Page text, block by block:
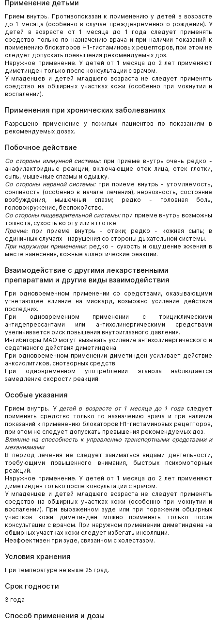
Применение детьми
Прием внутрь. Противопоказан к применению у детей в возрасте
до 1 месяца (особенно в случае преждевременного рождения). У
детей в возрасте от 1 месяца до 1 года следует применять
средство только по назначению врача и при наличии показаний к
применению блокаторов H1-гистаминовых рецепторов, при этом не
следует допускать превышения рекомендуемых доз.
Наружное применение. У детей от 1 месяца до 2 лет применяют
диметинден только после консультации с врачом.
У младенцев и детей младшего возраста не следует применять
средство на обширных участках кожи (особенно при мокнутии и
воспалении).
Применения при хронических заболеваниях
Разрешено применение у пожилых пациентов по показаниям в
рекомендуемых дозах.
Побочное действие
Со стороны иммунной системы: при приеме внутрь очень редко -
анафилактоидные реакции, включающие отек лица, отек глотки,
сыпь, мышечные спазмы и одышку.
Со стороны нервной системы:при приеме внутрь - утомляемость,
сонливость (особенно в начале лечения), нервозность, состояние
возбуждения, мышечный спазм; редко - головная боль,
головокружение, беспокойство.
Со стороны пищеварительной системы:при приеме внутрь возможны
тошнота, сухость во рту или в глотке.
Прочие:при приеме внутрь - отеки; редко - кожная сыпь; в
единичных случаях - нарушения со стороны дыхательной системы.
При наружном применении:редко - сухость и ощущение жжения в
месте нанесения, кожные аллергические реакции.
Взаимодействие с другими лекарственными
препаратами и другие виды взаимодействия
При одновременном применении со средствами, оказывающими
угнетающее влияние на миокард, возможно усиление действия
последних.
При одновременном применении с трициклическими
антидепрессантами или антихолинергическими средствами
увеличивается риск повышения внутриглазного давления.
Ингибиторы МАО могут вызывать усиление антихолинергического и
седативного действия диметиндена.
При одновременном применении диметинден усиливает действие
анксиолитиков, снотворных средств.
При одновременном употреблении этанола наблюдается
замедление скорости реакций.
Особые указания
Прием внутрь. Удетей в возрасте от 1 месяца до 1 годаследует
применять средство только по назначению врача и при наличии
показаний к применению блокаторов H1-гистаминовых рецепторов,
при этом не следует допускать превышения рекомендуемых доз.
Влияние на способность к управлению транспортными средствами и
механизмами
В период лечения не следует заниматься видами деятельности,
требующими повышенного внимания, быстрых психомоторных
реакций.
Наружное применение. У детей от 1 месяца до 2 лет применяют
диметинден только после консультации с врачом.
У младенцев и детей младшего возраста не следует применять
средство на обширных участках кожи (особенно при мокнутии и
воспалении). При выраженном зуде или при поражении обширных
участков кожи диметинден можно применять только после
консультации с врачом. При наружном применении диметиндена на
обширных участках кожи следует избегать инсоляции.
Неэффективен при зуде, связанном с холестазом.
Условия хранения
При температуре не выше 25 град.
Срок годности
3 года
Способ применения и дозы